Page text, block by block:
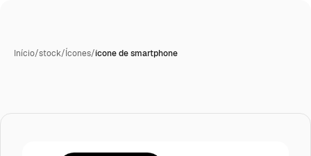
Início/stock/Ícones/ícone de smartphone